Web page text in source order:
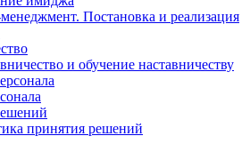
Постановка и реализация
и обучение наставничеству
принятия решений